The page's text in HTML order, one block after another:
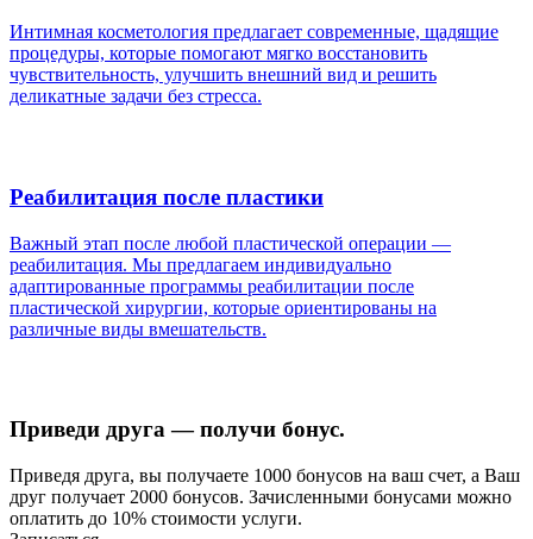
Интимная косметология предлагает современные, щадящие
процедуры, которые помогают мягко восстановить
чувствительность, улучшить внешний вид и решить
деликатные задачи без стресса.
Реабилитация после пластики
Важный этап после любой пластической операции —
реабилитация. Мы предлагаем индивидуально
адаптированные программы реабилитации после
пластической хирургии, которые ориентированы на
различные виды вмешательств.
Приведи друга — получи бонус.
Приведя друга, вы получаете 1000 бонусов на ваш счет, а Ваш
друг получает 2000 бонусов. Зачисленными бонусами можно
оплатить до 10% стоимости услуги.